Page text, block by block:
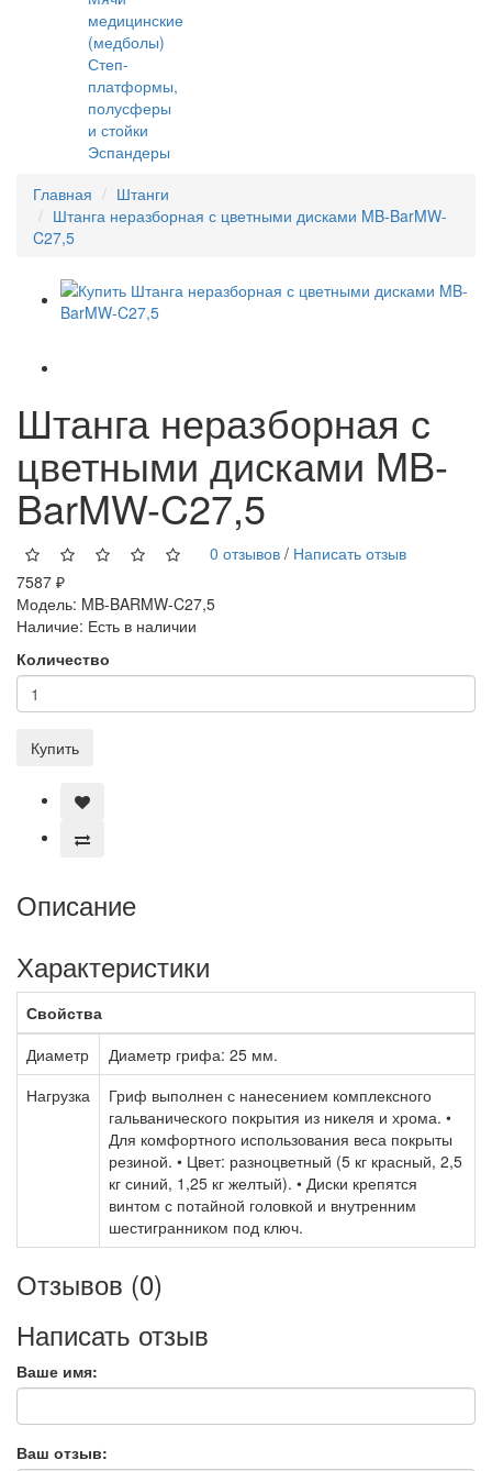
медицинские
(медболы)
Степ-
платформы,
полусферы
и стойки
Эспандеры
Главная
Штанги
Штанга неразборная с цветными дисками MB-BarMW-
C27,5
Штанга неразборная с
цветными дисками MB-
BarMW-C27,5
0 отзывов / Написать отзыв
7587 ₽
Модель: MB-BARMW-C27,5
Наличие: Есть в наличии
Количество
Купить
Описание
Характеристики
Свойства
Диаметр
Диаметр грифа: 25 мм.
Нагрузка
Гриф выполнен с нанесением комплексного
гальванического покрытия из никеля и хрома. •
Для комфортного использования веса покрыты
резиной. • Цвет: разноцветный (5 кг красный, 2,5
кг синий, 1,25 кг желтый). • Диски крепятся
винтом с потайной головкой и внутренним
шестигранником под ключ.
Отзывов (0)
Написать отзыв
Ваше имя:
Ваш отзыв: